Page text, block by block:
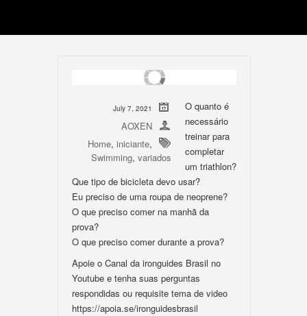
July 7, 2021
AOXEN
Home, iniciante,
Swimming, variados
O quanto é
necessário
treinar para
completar
um triathlon?
Que tipo de bicicleta devo usar?
Eu preciso de uma roupa de neoprene?
O que preciso comer na manhã da
prova?
O que preciso comer durante a prova?
Apoie o Canal da ironguides Brasil no
Youtube e tenha suas perguntas
respondidas ou requisite tema de video
https://apoia.se/ironguidesbrasil